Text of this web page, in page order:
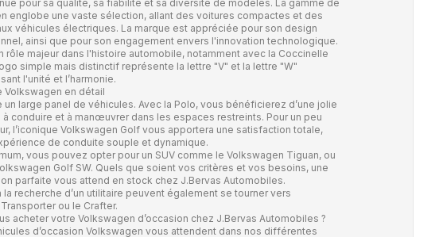
pour sa qualité, sa fiabilité et sa diversité de modèles. La gamme de
englobe une vaste sélection, allant des voitures compactes et des
véhicules électriques. La marque est appréciée pour son design
ainsi que pour son engagement envers l'innovation technologique.
rôle majeur dans l'histoire automobile, notamment avec la Coccinelle
simple mais distinctif représente la lettre "V" et la lettre "W"
l'unité et l’harmonie.
Volkswagen en détail
large panel de véhicules. Avec la Polo, vous bénéficierez d’une jolie
conduire et à manœuvrer dans les espaces restreints. Pour un peu
l’iconique Volkswagen Golf vous apportera une satisfaction totale,
de conduite souple et dynamique.
vous pouvez opter pour un SUV comme le Volkswagen Tiguan, ou
Golf SW. Quels que soient vos critères et vos besoins, une
parfaite vous attend en stock chez J.Bervas Automobiles.
recherche d’un utilitaire peuvent également se tourner vers
ou le Crafter.
acheter votre Volkswagen d’occasion chez J.Bervas Automobiles ?
d’occasion Volkswagen vous attendent dans nos différentes